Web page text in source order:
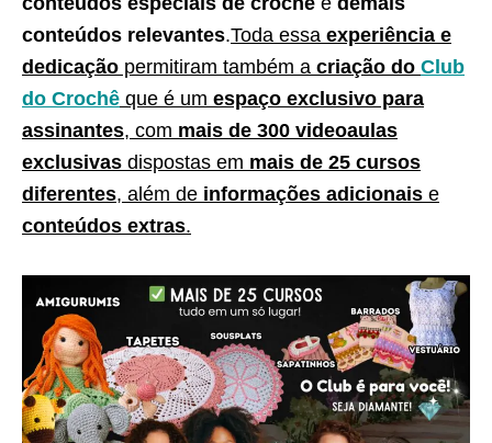
conteúdos relevantes.Toda essa experiência e
dedicação permitiram também a criação do Club
do Crochê que é um espaço exclusivo para
assinantes, com mais de 300 videoaulas
exclusivas dispostas em mais de 25 cursos
diferentes, além de informações adicionais e
conteúdos extras.